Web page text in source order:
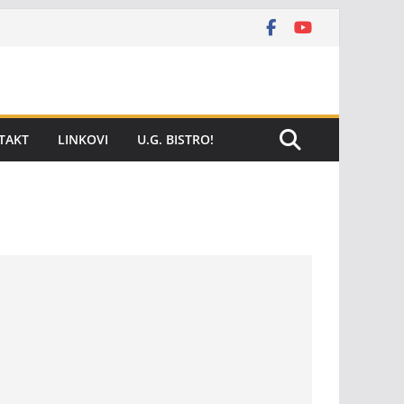
LINKOVI U.G. BISTRO!